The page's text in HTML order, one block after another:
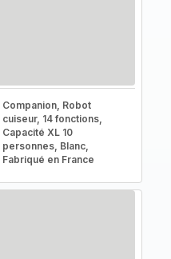
Companion, Robot
cuiseur, 14 fonctions,
Capacité XL 10
personnes, Blanc,
Fabriqué en France